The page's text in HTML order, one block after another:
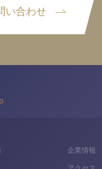
い合わせ
企業情報